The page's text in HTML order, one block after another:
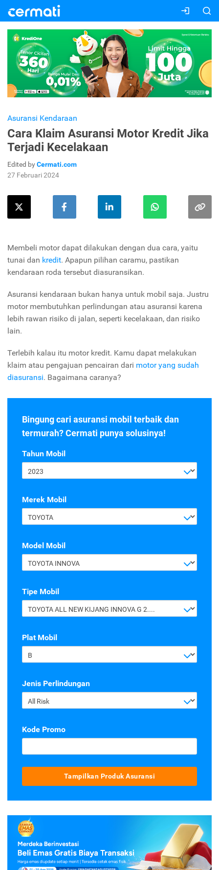
Asuransi Kendaraan
Cara Klaim Asuransi Motor Kredit Jika
Terjadi Kecelakaan
Edited byCermati.com
27 Februari 2024
Membeli motor dapat dilakukan dengan dua cara, yaitu
tunai dan kredit. Apapun pilihan caramu, pastikan
kendaraan roda tersebut diasuransikan.
Asuransi kendaraan bukan hanya untuk mobil saja. Justru
motor membutuhkan perlindungan atau asuransi karena
lebih rawan risiko di jalan, seperti kecelakaan, dan risiko
lain.
Terlebih kalau itu motor kredit. Kamu dapat melakukan
klaim atau pengajuan pencairan dari motor yang sudah
diasuransi. Bagaimana caranya?
Bingung cari asuransi mobil terbaik dan
termurah? Cermati punya solusinya!
Tahun Mobil
2023
Merek Mobil
TOYOTA
Model Mobil
TOYOTA INNOVA
Tipe Mobil
TOYOTA ALL NEW KIJANG INNOVA G 2.4 A/T DIESEL
Plat Mobil
B
Jenis Perlindungan
All Risk
Kode Promo
Tampilkan Produk Asuransi